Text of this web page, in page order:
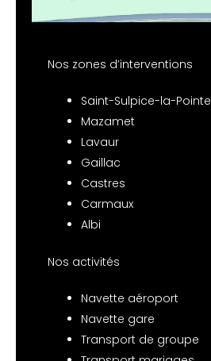
Nos zones d’interventions
Saint-Sulpice-la-Pointe
Mazamet
Lavaur
Gaillac
Castres
Carmaux
Albi
Nos activités
Navette aéroport
Navette gare
Transport de groupe